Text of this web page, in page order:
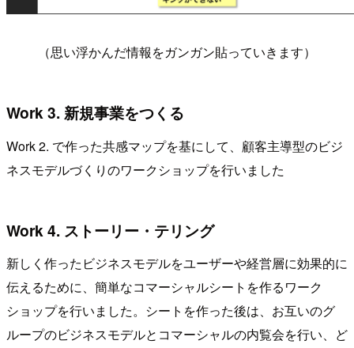
（思い浮かんだ情報をガンガン貼っていきます）
Work 3. 新規事業をつくる
Work 2. で作った共感マップを基にして、顧客主導型のビジ
ネスモデルづくりのワークショップを行いました
Work 4. ストーリー・テリング
新しく作ったビジネスモデルをユーザーや経営層に効果的に
伝えるために、簡単なコマーシャルシートを作るワーク
ショップを行いました。シートを作った後は、お互いのグ
ループのビジネスモデルとコマーシャルの内覧会を行い、ど